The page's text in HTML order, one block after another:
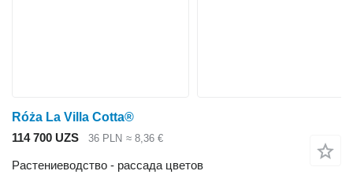
Róża La Villa Cotta®
114 700 UZS
36 PLN ≈ 8,36 €
Растениеводство - рассада цветов